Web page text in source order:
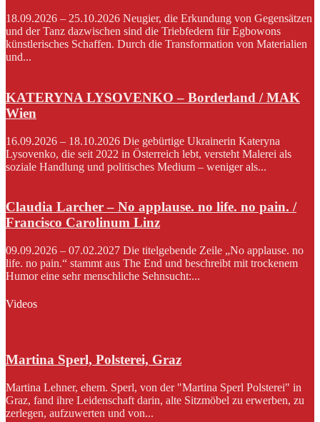
18.09.2026 – 25.10.2026 Neugier, die Erkundung von Gegensätzen
und der Tanz dazwischen sind die Triebfedern für Egbowons
künstlerisches Schaffen. Durch die Transformation von Materialien
und...
KATERYNA LYSOVENKO – Borderland / MAK
Wien
16.09.2026 – 18.10.2026 Die gebürtige Ukrainerin Kateryna
Lysovenko, die seit 2022 in Österreich lebt, versteht Malerei als
soziale Handlung und politisches Medium – weniger als...
Claudia Larcher – No applause. no life. no pain. /
Francisco Carolinum Linz
09.09.2026 – 07.02.2027 Die titelgebende Zeile „No applause. no
life. no pain.“ stammt aus The End und beschreibt mit trockenem
Humor eine sehr menschliche Sehnsucht:...
Videos
Martina Sperl, Polsterei, Graz
Martina Lehner, ehem. Sperl, von der "Martina Sperl Polsterei" in
Graz, fand ihre Leidenschaft darin, alte Sitzmöbel zu erwerben, zu
zerlegen, aufzuwerten und von...